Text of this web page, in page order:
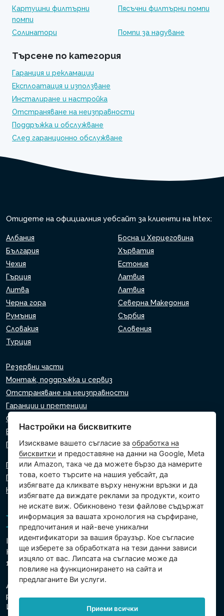
Картушни филтърни
помпи
Пясъчни филтърни помпи
Солинатори Помпи за надуване
Търсене по категория
Гаранция и рекламации
Експлоатация и използване
Инсталиране и настройка
Отстраняване на неизправности
Поддръжка и обслужване
След гаранционно обслужване
Отидете на официалния уебсайт за клиенти на Intex:
Албания
Босна и Херцеговина
България
Хърватия
Чехия
Естония
Гърция
Латвия
Литва
Латвия
Черна гора
Северна Македония
Румъния
Сърбия
Словакия
Словения
Турция
Резервни части
Монтаж, поддръжка и сервиз
Отстраняване на неизправности
Гаранции и претенции
Списък на търговците на дребно
Виртуален асистент
Пишете ни
Политика за поверителност
Политика за използване на бисквитки
Настройки на бисквитките
Intex Trading, s.r.o.
Hradecká 2526/3
130 00 Прага 3 - Чешка република
Дружеството е регистрирано в Градския съд в Прага,
раздел В, вх. 74759
Ид.№ 26150808, Данъчен Ид.№ CZ26150808
Настройки на бисквитките
Изискваме вашето съгласие заобработка на
бисквитки и предоставяне на данни на Google, Meta
или Amazon, така че да можете бързо да намерите
това, което търсите на нашия уебсайт, да
избягвате да кликвате върху ненужни връзки и да
избягвате да виждате реклами за продукти, които
не искате виж. Обикновено тези файлове съдържат
информация за вашата хронология на сърфиране,
предпочитания и най-вече уникални
идентификатори за вашия браузър. Кое съгласие
ще изберете за обработката на тези данни зависи
изцяло от вас. Липсата на съгласие може да
повлияе на функционирането на сайта и
предлаганите Ви услуги.
Приеми всички